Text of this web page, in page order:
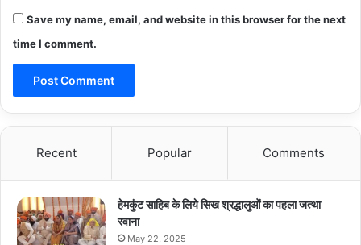
Save my name, email, and website in this browser for the next
time I comment.
Recent Popular Comments
हेमकुंट साहिब के लिये सिख श्रद्धालुओं का पहला जत्था
रवाना
May 22, 2025